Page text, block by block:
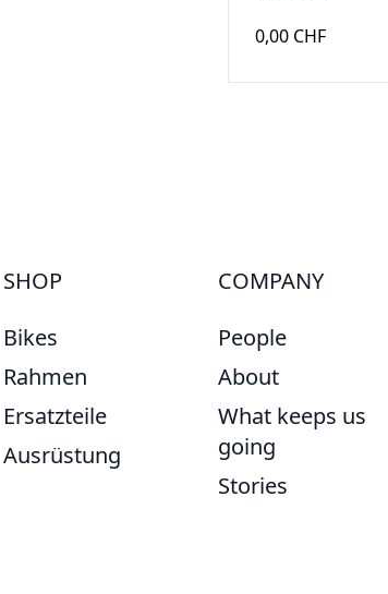
0,00 CHF
SHOP
Bikes
Rahmen
Ersatzteile
Ausrüstung
COMPANY
People
About
What keeps us
going
Stories